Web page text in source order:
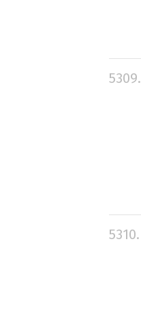
5309.
5310.